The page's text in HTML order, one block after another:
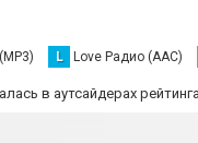
L Love Радио (AAC)
в аутсайдерах